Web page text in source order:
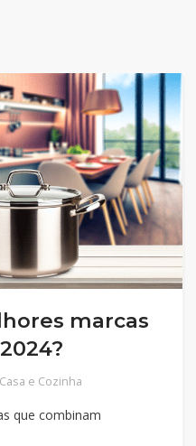
marcas
Casa e Cozinha
que combinam